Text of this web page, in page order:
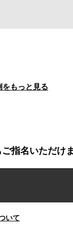
をもっと見る
指名いただけ
いて